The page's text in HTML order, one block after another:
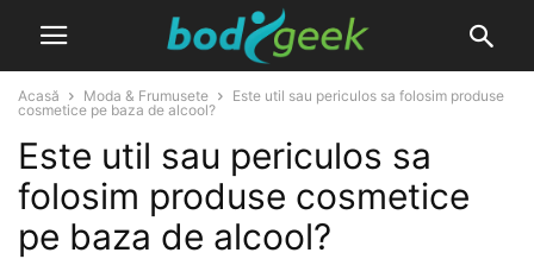
Acasă Moda & Frumusete
Este util sau periculos sa folosim produse
cosmetice pe baza de alcool?
Este util sau periculos sa
folosim produse cosmetice
pe baza de alcool?